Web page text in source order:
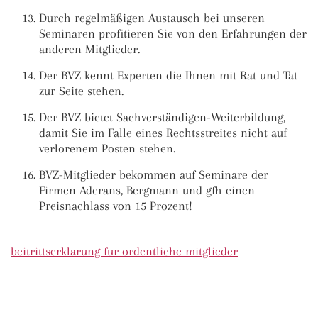
Durch regelmäßigen Austausch bei unseren
Seminaren profitieren Sie von den Erfahrungen der
anderen Mitglieder.
Der BVZ kennt Experten die Ihnen mit Rat und Tat
zur Seite stehen.
Der BVZ bietet Sachverständigen-Weiterbildung,
damit Sie im Falle eines Rechtsstreites nicht auf
verlorenem Posten stehen.
BVZ-Mitglieder bekommen auf Seminare der
Firmen Aderans, Bergmann und gfh einen
Preisnachlass von 15 Prozent!
beitrittserklarung fur ordentliche mitglieder